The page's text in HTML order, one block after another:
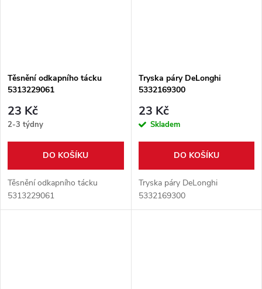
Těsnění odkapního tácku
5313229061
23 Kč
2-3 týdny
DO KOŠÍKU
Těsnění odkapního tácku
5313229061
Tryska páry DeLonghi
5332169300
23 Kč
Skladem
DO KOŠÍKU
Tryska páry DeLonghi
5332169300